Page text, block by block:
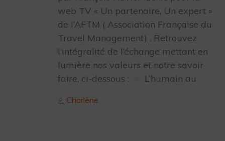
web TV « Un partenaire, Un expert »
de l’AFTM ( Association Française du
Travel Management) . Retrouvez
l’intégralité de l’échange mettant en
lumière nos valeurs et notre savoir
faire, ci-dessous :
L’humain au
Author
Charlène